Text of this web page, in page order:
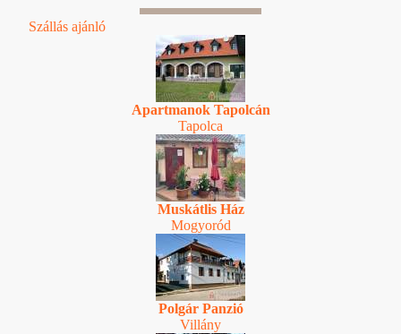
Szállás ajánló
Apartmanok Tapolcán
Tapolca
Muskátlis Ház
Mogyoród
Polgár Panzió
Villány